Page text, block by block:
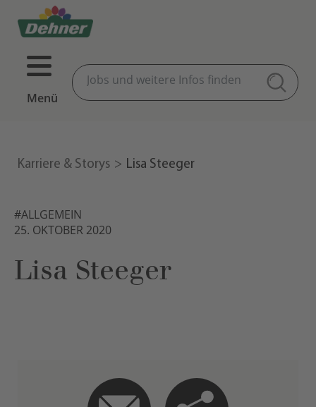
Menü
Karriere & Storys Lisa Steeger
#ALLGEMEIN
25. OKTOBER 2020
Lisa Steeger